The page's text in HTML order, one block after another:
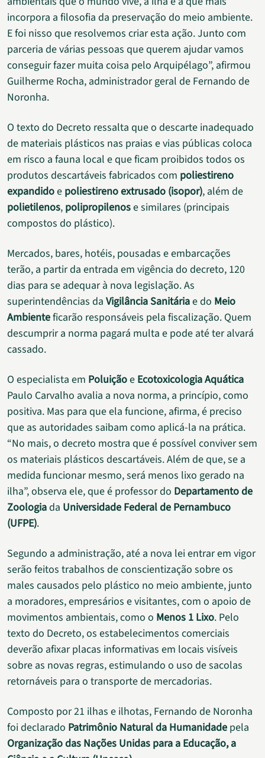
incorpora a filosofia da preservação do meio ambiente.
E foi nisso que resolvemos criar esta ação. Junto com
parceria de várias pessoas que querem ajudar vamos
conseguir fazer muita coisa pelo Arquipélago”, afirmou
Guilherme Rocha, administrador geral de Fernando de
Noronha.
O texto do Decreto ressalta que o descarte inadequado
de materiais plásticos nas praias e vias públicas coloca
em risco a fauna local e que ficam proibidos todos os
produtos descartáveis fabricados com poliestireno
expandidoe poliestireno extrusado (isopor), além de
polietilenos, polipropilenose similares (principais
compostos do plástico).
Mercados, bares, hotéis, pousadas e embarcações
terão, a partir da entrada em vigência do decreto, 120
dias para se adequar à nova legislação. As
superintendências da Vigilância Sanitáriae do Meio
Ambienteficarão responsáveis pela fiscalização. Quem
descumprir a norma pagará multa e pode até ter alvará
cassado.
O especialista em Poluiçãoe Ecotoxicologia Aquática
Paulo Carvalho avalia a nova norma, a princípio, como
positiva. Mas para que ela funcione, afirma, é preciso
que as autoridades saibam como aplicá-la na prática.
“No mais, o decreto mostra que é possível conviver sem
os materiais plásticos descartáveis. Além de que, se a
medida funcionar mesmo, será menos lixo gerado na
ilha”, observa ele, que é professor do Departamento de
Zoologiada Universidade Federal de Pernambuco
(UFPE).
Segundo a administração, até a nova lei entrar em vigor
serão feitos trabalhos de conscientização sobre os
males causados pelo plástico no meio ambiente, junto
a moradores, empresários e visitantes, com o apoio de
movimentos ambientais, como o Menos 1 Lixo. Pelo
texto do Decreto, os estabelecimentos comerciais
deverão afixar placas informativas em locais visíveis
sobre as novas regras, estimulando o uso de sacolas
retornáveis para o transporte de mercadorias.
Composto por 21 ilhas e ilhotas, Fernando de Noronha
foi declarado Patrimônio Natural da Humanidade pela
Organização das Nações Unidas para a Educação, a